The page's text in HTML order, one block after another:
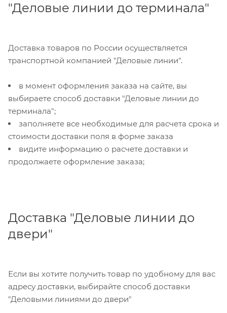
"Деловые линии до терминала"
Доставка товаров по России осуществляется
транспортной компанией "Деловые линии".
в момент оформления заказа на сайте, вы
выбираете способ доставки "Деловые линии до
терминала";
заполняете все необходимые для расчета срока и
стоимости доставки поля в форме заказа
видите информацию о расчете доставки и
продолжаете оформление заказа;
Доставка "Деловые линии до
двери"
Если вы хотите получить товар по удобному для вас
адресу доставки, выбирайте способ доставки
"Деловыми линиями до двери"